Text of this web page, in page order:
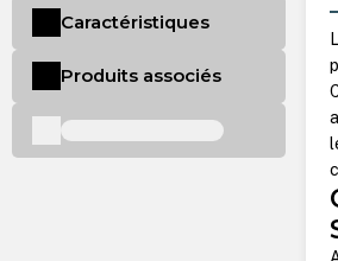
Caractéristiques
Produits associés